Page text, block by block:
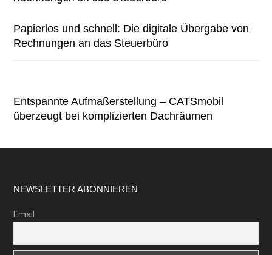
Papierlos und schnell: Die digitale Übergabe von
Rechnungen an das Steuerbüro
Entspannte Aufmaßerstellung – CATSmobil
überzeugt bei komplizierten Dachräumen
Footer
NEWSLETTER ABONNIEREN
Email